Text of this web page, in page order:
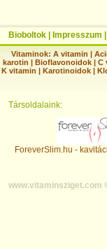
Bioboltok Impresszum
Vitaminok: A vitamin |
karotin | Bioflavonoidok | C
K vitamin | Karotinoidok |
Társoldalaink:
ForeverSlim.hu -
www.vitaminsziget.com